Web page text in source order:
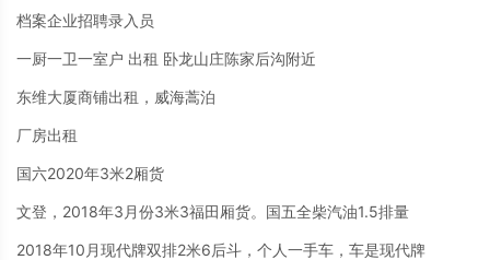
档案企业招聘录入员
一厨一卫一室户 出租 卧龙山庄陈家后沟附近
东维大厦商铺出租，威海蒿泊
厂房出租
国六2020年3米2厢货
文登，2018年3月份3米3福田厢货。国五全柴汽油1.5排量
2018年10月现代牌双排2米6后斗，个人一手车，车是现代牌